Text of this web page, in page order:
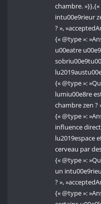
chambre. »}},{«
intu00e9rieur
? »,
{« @type »:
u00eatre
{« @type »:
lumiu00e8re
chambre zen ?
{« @type »:
influence
lu2019espace
cerveau par
{« @type »:
un
? »,
{« @type »: